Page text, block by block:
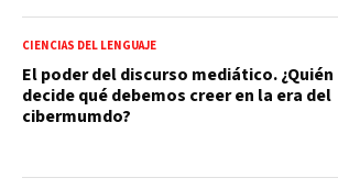
CIENCIAS DEL LENGUAJE
El poder del discurso mediático. ¿Quién
decide qué debemos creer en la era del
cibermumdo?